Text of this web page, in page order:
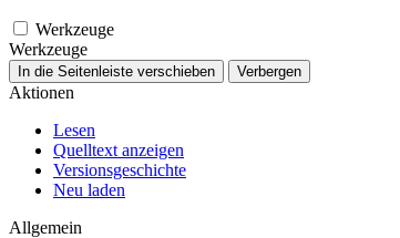
Werkzeuge
Werkzeuge
In die Seitenleiste verschieben Verbergen
Aktionen
Lesen
Quelltext anzeigen
Versionsgeschichte
Neu laden
Allgemein